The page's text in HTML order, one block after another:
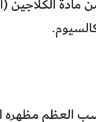
العظم